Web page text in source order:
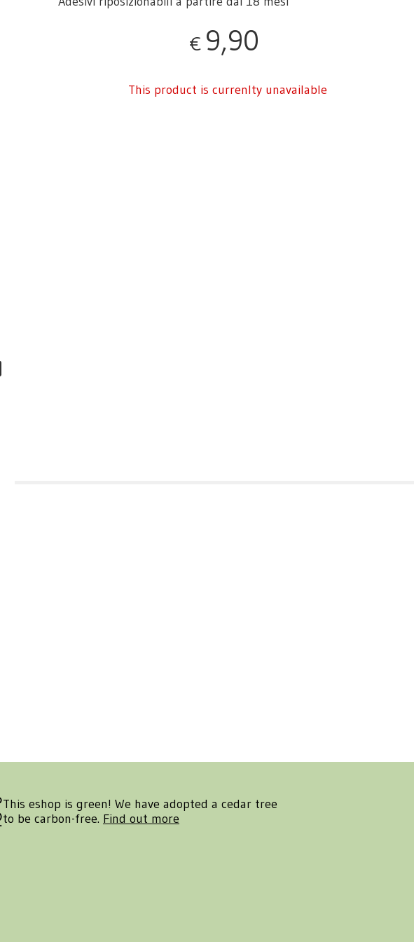
€ 9,90
This product is currenlty unavailable
This eshop is green! We have adopted a cedar tree
to be carbon-free. Find out more